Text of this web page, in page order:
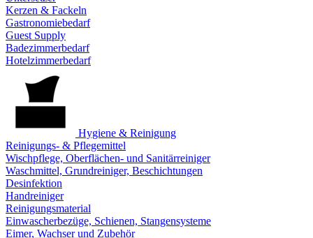
Kerzen & Fackeln
Gastronomiebedarf
Guest Supply
Badezimmerbedarf
Hotelzimmerbedarf
Hygiene & Reinigung
Reinigungs- & Pflegemittel
Wischpflege, Oberflächen- und Sanitärreiniger
Waschmittel, Grundreiniger, Beschichtungen
Desinfektion
Handreiniger
Reinigungsmaterial
Einwascherbezüge, Schienen, Stangensysteme
Eimer, Wachser und Zubehör